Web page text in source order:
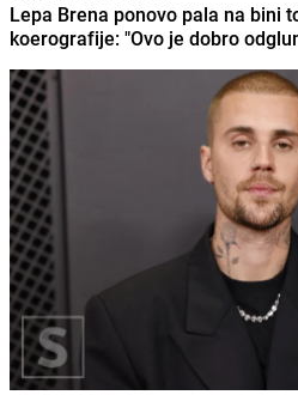
Lepa Brena ponovo pala na bini
koerografije: "Ovo je dobro